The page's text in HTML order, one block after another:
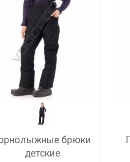
брюки
детские